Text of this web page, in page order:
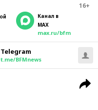
16+
Канал в
MAX
max.ru/bfm
Telegram
t.me/BFMnews